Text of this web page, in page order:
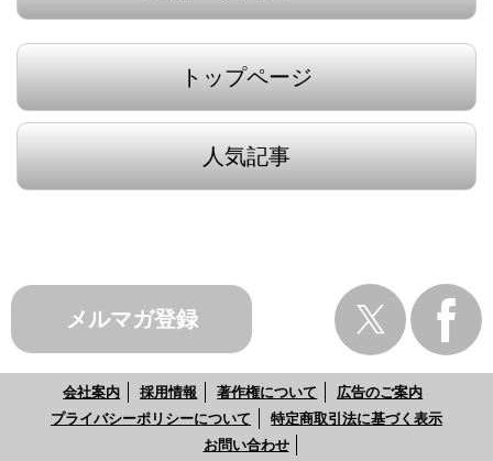
トップページ
人気記事
メルマガ登録
会社案内 採用情報 著作権について
広告のご案内
プライバシーポリシーについて
特定商取引法に基づく表示
お問い合わせ